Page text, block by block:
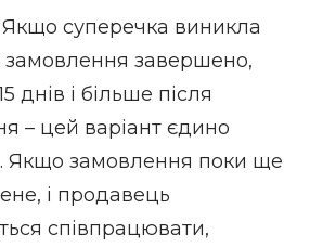
суперечка виникла
замовлення завершено,
днів і більше після
– цей варіант єдино
Якщо замовлення поки ще
і продавець
співпрацювати,